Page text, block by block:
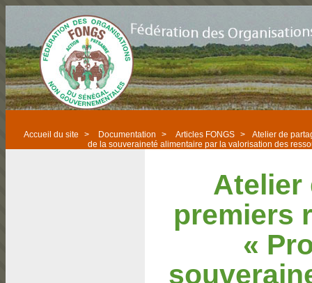
Accueil du site > Documentation > Articles FONGS >
Atelier de
de la souveraineté alimentaire par la valorisation des
Atelier
premiers
«